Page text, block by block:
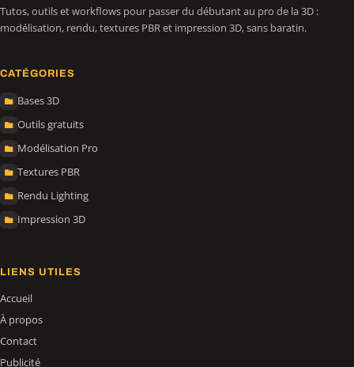
Tutos, outils et workflows pour passer du débutant au pro de la 3D :
modélisation, rendu, textures PBR et impression 3D, sans baratin.
CATÉGORIES
Bases 3D
Outils gratuits
Modélisation Pro
Textures PBR
Rendu Lighting
Impression 3D
LIENS UTILES
Accueil
À propos
Contact
Publicité